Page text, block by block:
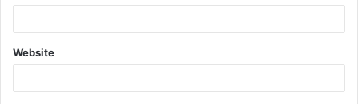
Website